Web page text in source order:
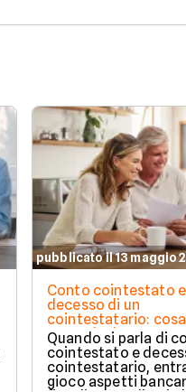
pubblicato il 13 maggio
Conto cointestato e
decesso di un
cointestatario: cosa
succede davvero
blocchi, quote e
successione
Quando si parla di
cointestato e
cointestatario,
gioco aspetti